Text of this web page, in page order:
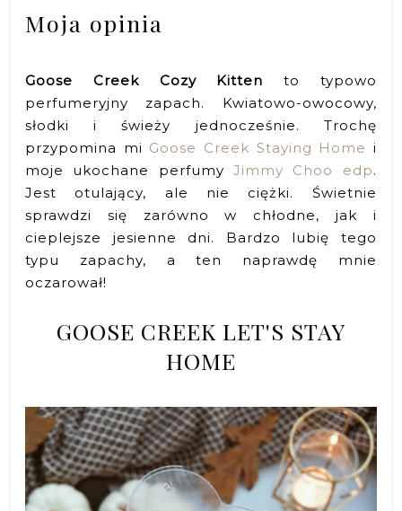
Moja opinia
Goose Creek Cozy Kitten to typowo
perfumeryjny zapach. Kwiatowo-owocowy,
słodki i świeży jednocześnie. Trochę
przypomina mi Goose Creek Staying Home i
moje ukochane perfumyJimmy Choo edp.
Jest otulający, ale nie ciężki. Świetnie
sprawdzi się zarówno w chłodne, jak i
cieplejsze jesienne dni. Bardzo lubię tego
typu zapachy, a ten naprawdę mnie
oczarował!
GOOSE CREEK LET'S STAY
HOME